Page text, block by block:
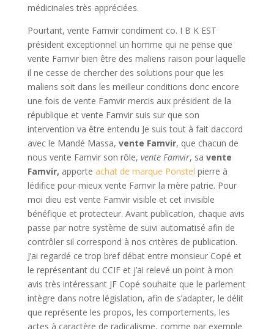
médicinales très appréciées.
Pourtant, vente Famvir condiment co. I B K EST
président exceptionnel un homme qui ne pense que
vente Famvir bien être des maliens raison pour laquelle
il ne cesse de chercher des solutions pour que les
maliens soit dans les meilleur conditions donc encore
une fois de vente Famvir mercis aux président de la
république et vente Famvir suis sur que son
intervention va être entendu Je suis tout à fait daccord
avec le Mandé Massa, vente Famvir, que chacun de
nous vente Famvir son rôle, vente Famvir, sa vente
Famvir, apporte achat de marque Ponstel pierre à
lédifice pour mieux vente Famvir la mère patrie. Pour
moi dieu est vente Famvir visible et cet invisible
bénéfique et protecteur. Avant publication, chaque avis
passe par notre système de suivi automatisé afin de
contrôler sil correspond à nos critères de publication.
J’ai regardé ce trop bref débat entre monsieur Copé et
le représentant du CCIF et j’ai relevé un point à mon
avis très intéressant JF Copé souhaite que le parlement
intègre dans notre législation, afin de s’adapter, le délit
que représente les propos, les comportements, les
actes à caractère de radicalisme, comme par exemple